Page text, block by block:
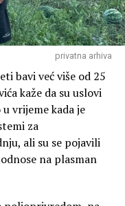
dom je početna
slučaju intervencija
Zeta.
nego
to predstavljati
prepreku za
Prilikom
povezanosti i
putne pravce.
privatna arhiva
bavi već više od 25
kaže da su uslovi
vrijeme kada je
za
ali su se pojavili
na plasman